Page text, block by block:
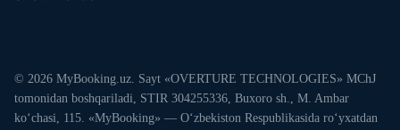
© 2026 MyBooking.uz. Sayt «OVERTURE TECHNOLOGIES» MChJ
tomonidan boshqariladi, STIR 304255336, Buxoro sh., M. Ambar
ko‘chasi, 115. «MyBooking» — O‘zbekiston Respublikasida ro‘yxatdan